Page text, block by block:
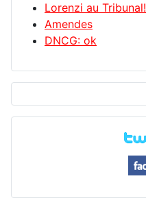
Lorenzi au Tribunal!
Amendes
DNCG: ok